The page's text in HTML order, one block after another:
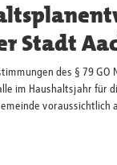
Stadt
des § 79 GO
im Haushaltsjahr für
voraussichtlich